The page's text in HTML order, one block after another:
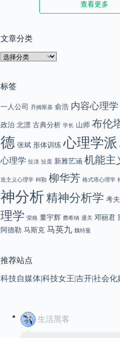
苹果推出新配件iPhone
2025.02.02
15:24 那些被阉割的名言
15:22
查看更多
文章分类
文
类
标签
一人公司 乔姆斯基 俞浩 内容心理学
政治 北漂 古典分析 学长 山师 布伦
德 张斌 形体训练 心理学派
心理学 扯淡 扯蛋 新雅艺涵 机能主
造主义心理学 柯勒 柳华芳 格式塔心理学
神分析精神分析学 考
理学 荣格 董宇辉 费希纳 通关 邓丽君
阿德勒 马斯克 马英九 魏特曼
推荐站点
科技自媒体|科技女王|吉开|社会化
生活黑客